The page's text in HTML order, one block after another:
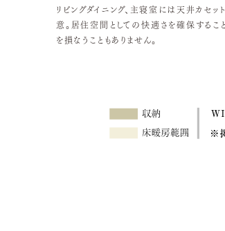
リビングダイニング、主寝室には天井カセ
意。居住空間としての快適さを確保するこ
を損なうこともありません。